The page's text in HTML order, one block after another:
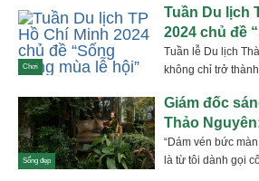
Chơi
Tuần Du lịch
2024 chủ đề
hội”
Tuần lễ Du lịch
không chỉ trở
Sống đẹp
Giám đốc
Thảo
‘Kết nối di
sống'
“Dám vén bức
là từ tôi dành gọi